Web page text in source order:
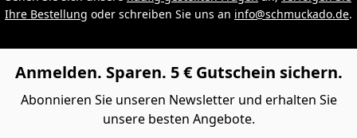
Ihre Bestellung oder schreiben Sie uns an info@schmuckado.de.
Anmelden. Sparen. 5 € Gutschein sichern.
Abonnieren Sie unseren Newsletter und erhalten Sie
unsere besten Angebote.